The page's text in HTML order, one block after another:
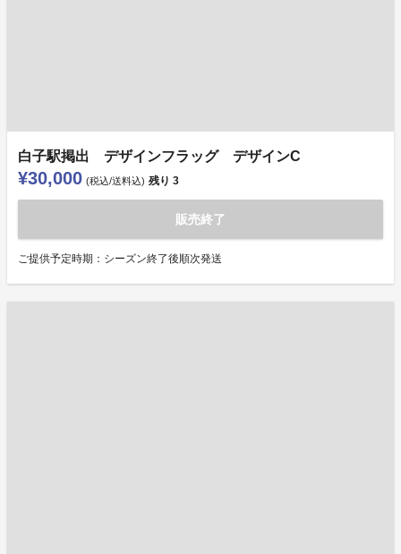
白子駅掲出 デザインフラッグ デザインC
¥30,000 (税込/送料込) 残り 3
販売終了
ご提供予定時期：シーズン終了後順次発送